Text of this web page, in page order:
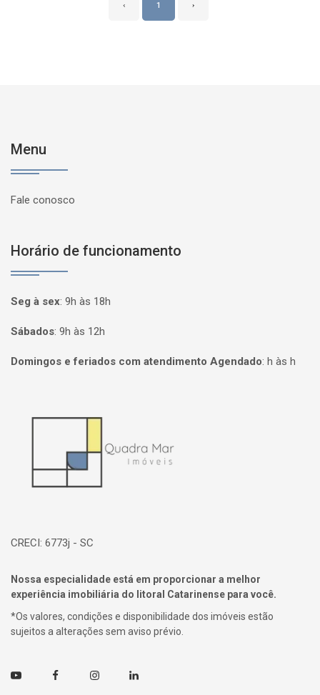
‹ 1 ›
Menu
Fale conosco
Horário de funcionamento
Seg à sex: 9h às 18h
Sábados: 9h às 12h
Domingos e feriados com atendimento Agendado: h às h
CRECI: 6773j - SC
Nossa especialidade está em proporcionar a melhor
experiência imobiliária do litoral Catarinense para você.
*Os valores, condições e disponibilidade dos imóveis estão
sujeitos a alterações sem aviso prévio.
Youtube FacebookInstagramLinkedin